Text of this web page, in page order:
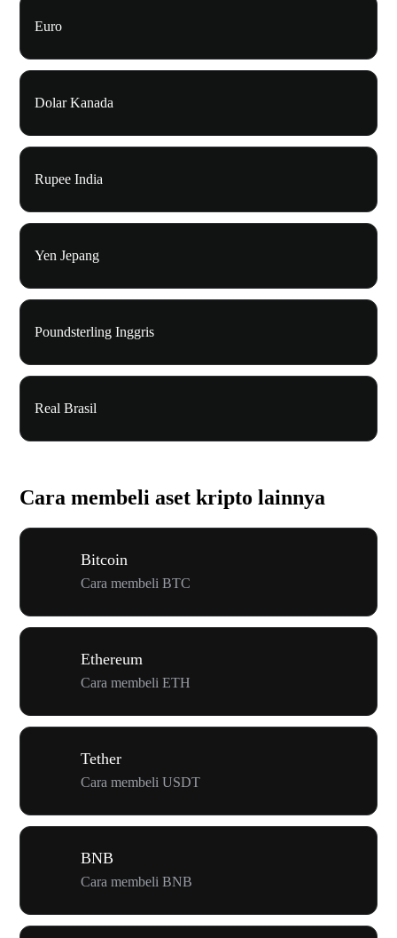
Euro
Dolar Kanada
Rupee India
Yen Jepang
Poundsterling Inggris
Real Brasil
Cara membeli aset kripto lainnya
Bitcoin
Cara membeli BTC
Ethereum
Cara membeli ETH
Tether
Cara membeli USDT
BNB
Cara membeli BNB